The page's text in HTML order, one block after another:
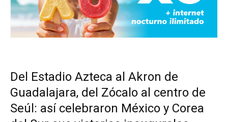
Del Estadio Azteca al Akron de
Guadalajara, del Zócalo al centro de
Seúl: así celebraron México y Corea